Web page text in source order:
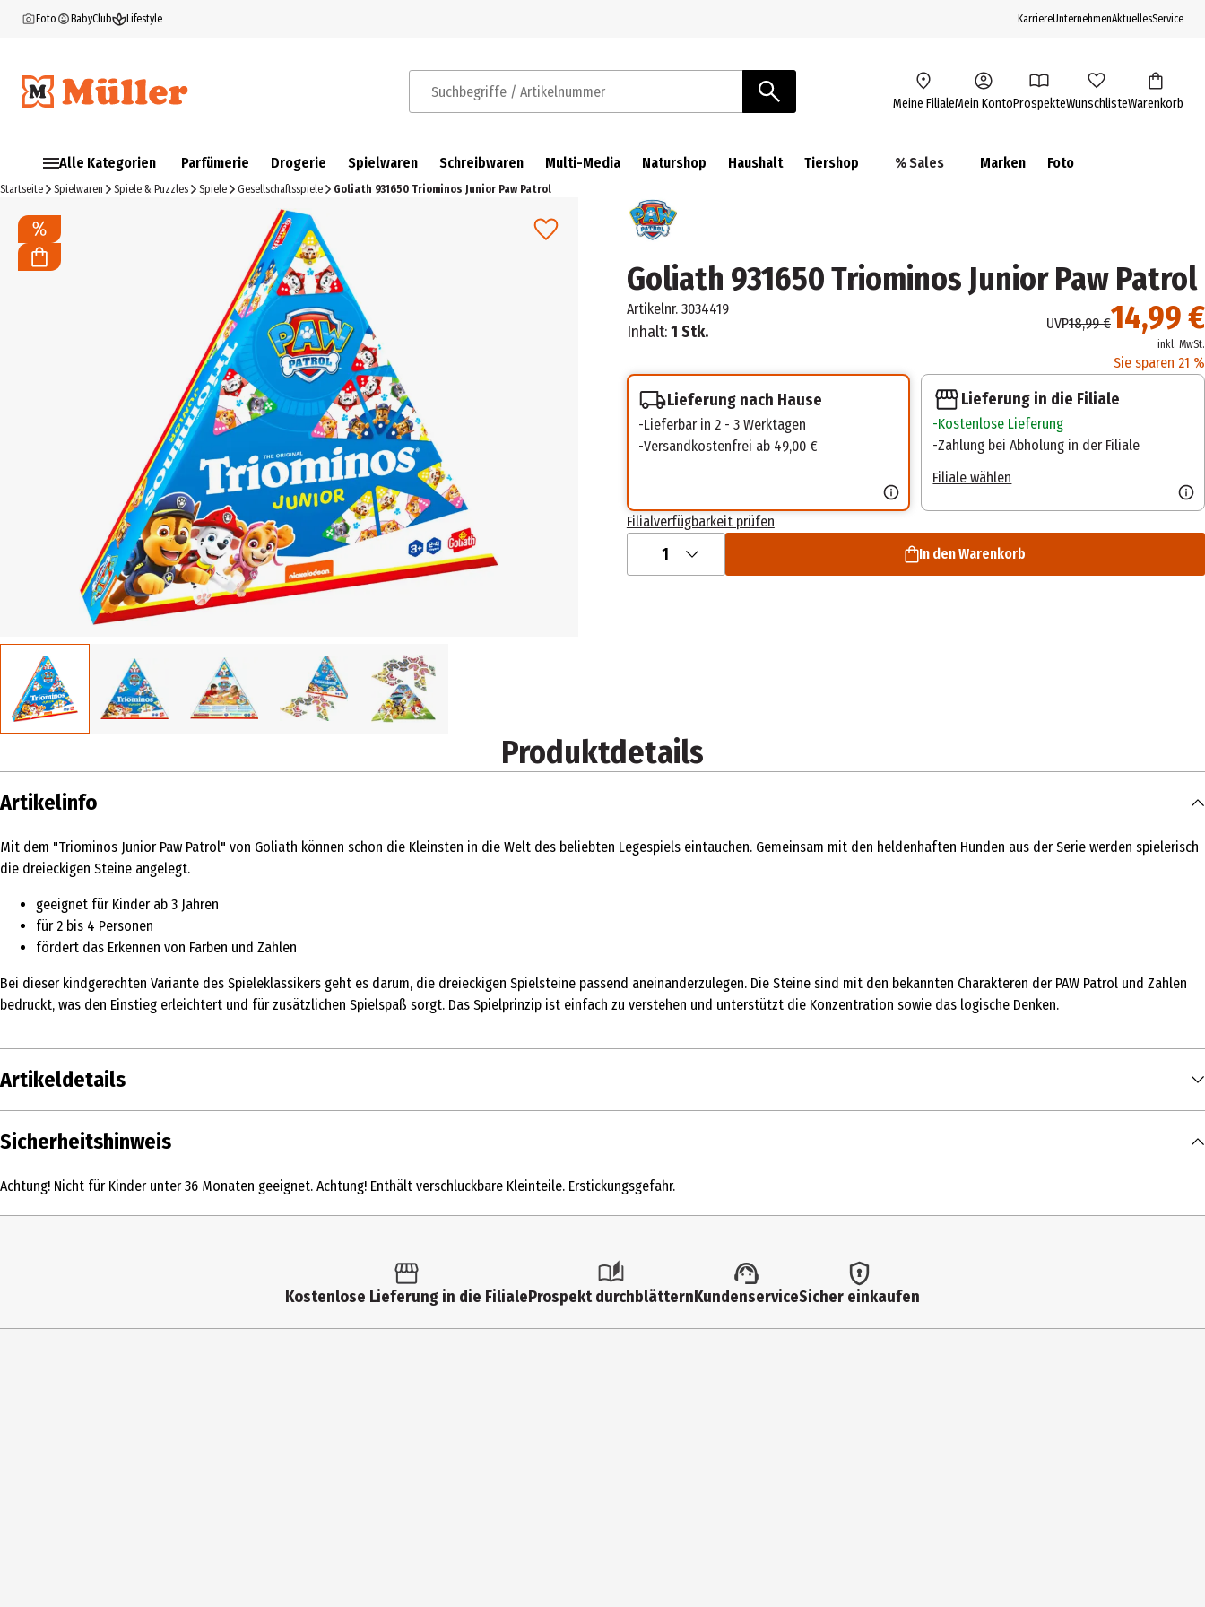
Foto BabyClub Lifestyle KarriereUnternehmenAktuellesService
Suchbegriffe / Artikelnummer Meine FilialeMein KontoProspekteWunschlisteWarenkorb
Alle Kategorien Parfümerie Drogerie Spielwaren Schreibwaren Multi-Media Naturshop Haushalt Tiershop % Sales Marken Foto
Startseite Spielwaren Spiele & Puzzles Spiele Gesellschaftsspiele Goliath 931650 Triominos Junior Paw Patrol
Goliath 931650 Triominos Junior Paw Patrol
Artikelnr. 3034419
Inhalt:1 Stk. 14,99 €
UVP18,99 €
inkl. MwSt.
Sie sparen 21 %
Lieferung nach Hause
Lieferbar in 2 - 3 Werktagen
Versandkostenfrei ab 49,00 €
Lieferung in die Filiale
Kostenlose Lieferung
Zahlung bei Abholung in der Filiale
Filiale wählen
Filialverfügbarkeit prüfen
1 In den Warenkorb
Produktdetails
Artikelinfo
Mit dem "Triominos Junior Paw Patrol" von Goliath können schon die Kleinsten in die Welt des beliebten Legespiels eintauchen. Gemeinsam mit den heldenhaften Hunden aus der Serie werden spielerisch
die dreieckigen Steine angelegt.
geeignet für Kinder ab 3 Jahren
für 2 bis 4 Personen
fördert das Erkennen von Farben und Zahlen
Bei dieser kindgerechten Variante des Spieleklassikers geht es darum, die dreieckigen Spielsteine passend aneinanderzulegen. Die Steine sind mit den bekannten Charakteren der PAW Patrol und Zahlen
bedruckt, was den Einstieg erleichtert und für zusätzlichen Spielspaß sorgt. Das Spielprinzip ist einfach zu verstehen und unterstützt die Konzentration sowie das logische Denken.
Artikeldetails
Inhalt
Sicherheitshinweis
Achtung! Nicht für Kinder unter 36 Monaten geeignet. Achtung! Enthält verschluckbare Kleinteile. Erstickungsgefahr.
Kostenlose Lieferung in die FilialeProspekt durchblätternKundenserviceSicher einkaufen